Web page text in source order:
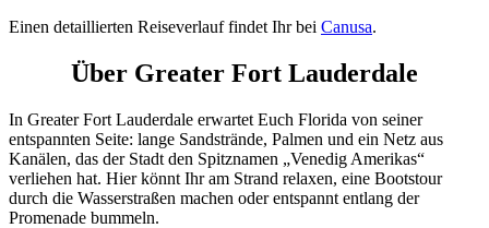
Einen detaillierten Reiseverlauf findet Ihr bei Canusa.
Über Greater Fort Lauderdale
In Greater Fort Lauderdale erwartet Euch Florida von seiner
entspannten Seite: lange Sandstrände, Palmen und ein Netz aus
Kanälen, das der Stadt den Spitznamen „Venedig Amerikas“
verliehen hat. Hier könnt Ihr am Strand relaxen, eine Bootstour
durch die Wasserstraßen machen oder entspannt entlang der
Promenade bummeln.